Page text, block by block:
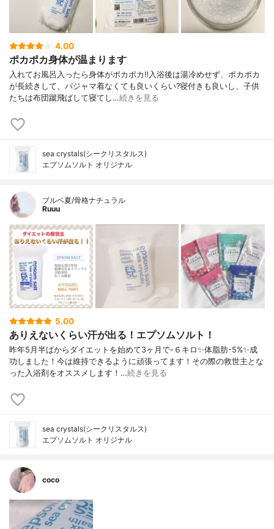
4.00
ポカポカ身体が温まります
入れてお風呂入ったら身体がポカポカ‼️⁣入浴後は湯冷めせず、ポカポカ
が長続きして、パジャマ着なくても良いくらい?⁣寝付きも良いし、子供
たちは布団蹴飛ばして寝てし…続きを見る
sea crystals(シークリスタルス)
エプソムソルト オリジナル
ブルベ夏/骨格ナチュラル
Ruuu
5.00
ありえないくらい汗が出る！エプソムソルト！
昨年5月半ばからダイエットを始めて3ヶ月で-６キロ✨体脂肪-5%✨成
功しました！今は維持できるように頑張ってます！その際の救世主とな
った入浴剤をオススメします！…続きを見る
sea crystals(シークリスタルス)
エプソムソルト オリジナル
coco